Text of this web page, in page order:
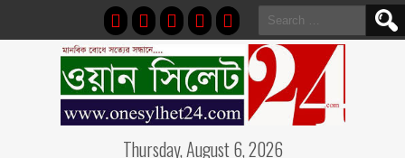
Search
for:
Thursday, August 6, 2026